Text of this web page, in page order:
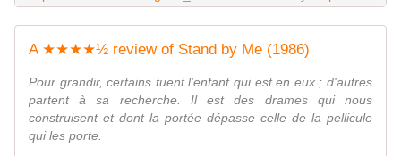
A ★★★★½ review of Stand by Me (1986)
Pour grandir, certains tuent l'enfant qui est en eux ; d'autres
partent à sa recherche. Il est des drames qui nous
construisent et dont la portée dépasse celle de la pellicule
qui les porte.